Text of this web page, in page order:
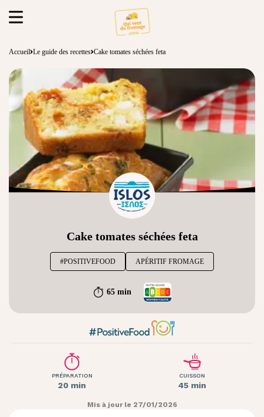
Accueil Le guide des recettes Cake tomates séchées feta
Cake tomates séchées feta
#POSITIVEFOOD APÉRITIF FROMAGE
65 min
PRÉPARATION
20 min
CUISSON
45 min
Mis à jour le 27/01/2026